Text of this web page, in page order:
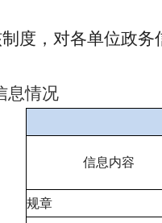
度，对各单位政
息情况
信息内容
规章